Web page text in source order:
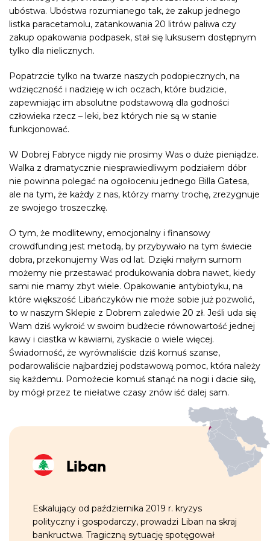
Liban
Eskalujący od października 2019 r. kryzys
polityczny i gospodarczy, prowadzi Liban na skraj
bankructwa. Tragiczną sytuację spotęgował
ubóstwa. Ubóstwa rozumianego tak, że zakup jednego
listka paracetamolu, zatankowania 20 litrów paliwa czy
zakup opakowania podpasek, stał się luksusem dostępnym
tylko dla nielicznych.
Popatrzcie tylko na twarze naszych podopiecznych, na
wdzięczność i nadzieję w ich oczach, które budzicie,
zapewniając im absolutne podstawową dla godności
człowieka rzecz – leki, bez których nie są w stanie
funkcjonować.
W Dobrej Fabryce nigdy nie prosimy Was o duże pieniądze.
Walka z dramatycznie niesprawiedliwym podziałem dóbr
nie powinna polegać na ogołoceniu jednego Billa Gatesa,
ale na tym, że każdy z nas, którzy mamy trochę, zrezygnuje
ze swojego troszeczkę.
O tym, że modlitewny, emocjonalny i finansowy
crowdfunding jest metodą, by przybywało na tym świecie
dobra, przekonujemy Was od lat. Dzięki małym sumom
możemy nie przestawać produkowania dobra nawet, kiedy
sami nie mamy zbyt wiele. Opakowanie antybiotyku, na
które większość Libańczyków nie może sobie już pozwolić,
to w naszym Sklepie z Dobrem zaledwie 20 zł. Jeśli uda się
Wam dziś wykroić w swoim budżecie równowartość jednej
kawy i ciastka w kawiarni, zyskacie o wiele więcej.
Świadomość, że wyrównaliście dziś komuś szanse,
podarowaliście najbardziej podstawową pomoc, która należy
się każdemu. Pomożecie komuś stanąć na nogi i dacie siłę,
by mógł przez te niełatwe czasy znów iść dalej sam.